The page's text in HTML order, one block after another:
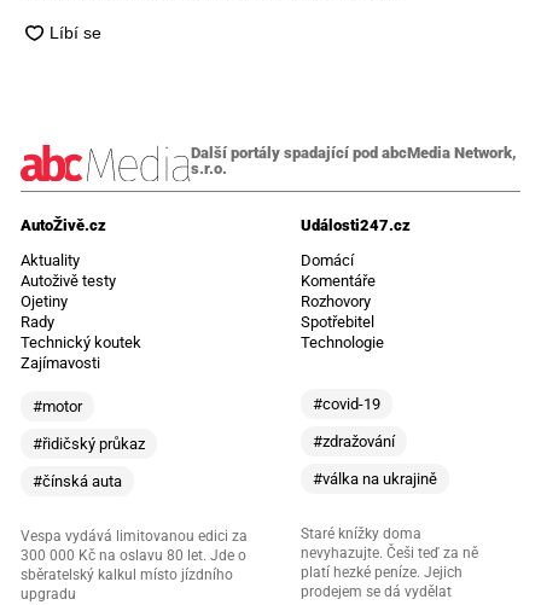
Další portály spadající pod abcMedia Network,
s.r.o.
AutoŽivě.cz
Aktuality
Autoživě testy
Ojetiny
Rady
Technický koutek
Zajímavosti
#motor
#řidičský průkaz
#čínská auta
Vespa vydává limitovanou edici za
300 000 Kč na oslavu 80 let. Jde o
sběratelský kalkul místo jízdního
upgradu
Události247.cz
Domácí
Komentáře
Rozhovory
Spotřebitel
Technologie
#covid-19
#zdražování
#válka na ukrajině
Staré knížky doma
nevyhazujte. Češi teď za ně
platí hezké peníze. Jejich
prodejem se dá vydělat